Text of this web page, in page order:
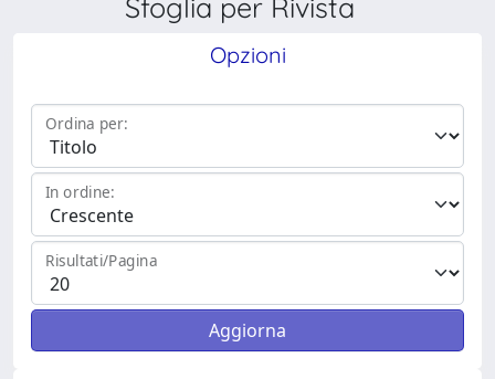
Sfoglia per Rivista
Opzioni
Ordina per:
In ordine:
Risultati/Pagina